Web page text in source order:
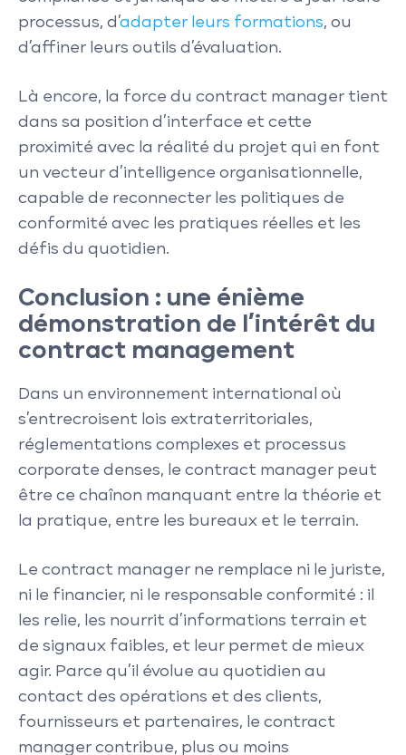
processus, d’adapter leurs formations, ou
d’affiner leurs outils d’évaluation.
Là encore, la force du contract manager tient
dans sa position d’interface et cette
proximité avec la réalité du projet qui en font
un vecteur d’intelligence organisationnelle,
capable de reconnecter les politiques de
conformité avec les pratiques réelles et les
défis du quotidien.
Conclusion : une énième
démonstration de l’intérêt du
contract management
Dans un environnement international où
s’entrecroisent lois extraterritoriales,
réglementations complexes et processus
corporate denses, le contract manager peut
être ce chaînon manquant entre la théorie et
la pratique, entre les bureaux et le terrain.
Le contract manager ne remplace ni le juriste,
ni le financier, ni le responsable conformité : il
les relie, les nourrit d’informations terrain et
de signaux faibles, et leur permet de mieux
agir. Parce qu’il évolue au quotidien au
contact des opérations et des clients,
fournisseurs et partenaires, le contract
manager contribue, plus ou moins